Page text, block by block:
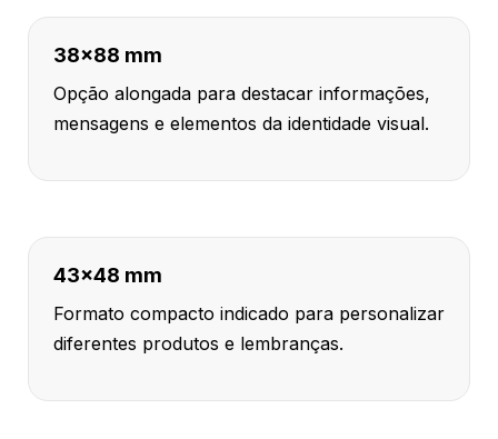
38x88 mm
Opção alongada para destacar informações,
mensagens e elementos da identidade visual.
43x48 mm
Formato compacto indicado para personalizar
diferentes produtos e lembranças.